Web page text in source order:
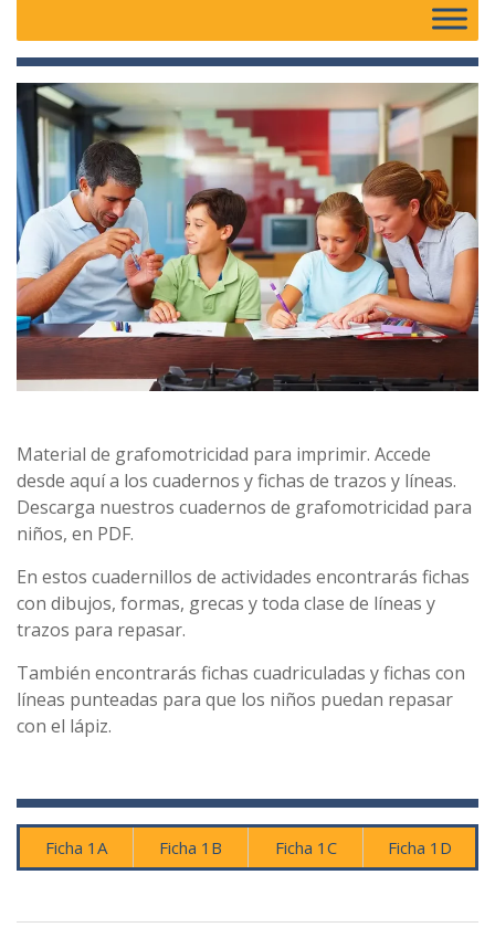
Material de grafomotricidad para imprimir. Accede
desde aquí a los cuadernos y fichas de trazos y líneas.
Descarga nuestros cuadernos de grafomotricidad para
niños, en PDF.
En estos cuadernillos de actividades encontrarás fichas
con dibujos, formas, grecas y toda clase de líneas y
trazos para repasar.
También encontrarás fichas cuadriculadas y fichas con
líneas punteadas para que los niños puedan repasar
con el lápiz.
Ficha 1A Ficha 1B Ficha 1C Ficha 1D